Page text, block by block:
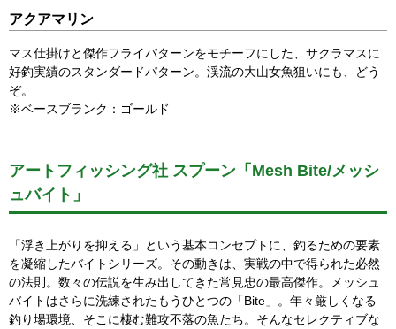
アクアマリン
マス仕掛けと傑作フライパターンをモチーフにした、サクラマスに
好釣実績のスタンダードパターン。渓流の大山女魚狙いにも、どう
ぞ。
※ベースブランク：ゴールド
アートフィッシング社 スプーン「Mesh Bite/メッシ
ュバイト」
「浮き上がりを抑える」という基本コンセプトに、釣るための要素
を凝縮したバイトシリーズ。その動きは、実戦の中で得られた必然
の法則。数々の伝説を生み出してきた常見忠の最高傑作。メッシュ
バイトはさらに洗練されたもうひとつの「Bite」。年々厳しくなる
釣り場環境、そこに棲む難攻不落の魚たち。そんなセレクティブな